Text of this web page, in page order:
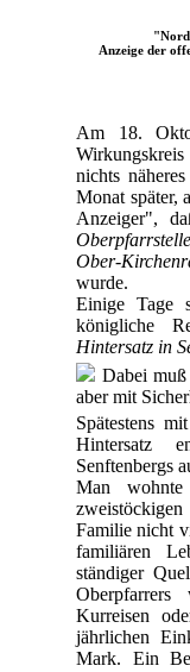
Anzeige der
Am 18.
nichts
Monat später,
Anzeiger",
Ober-
wurde.
Einige Tage
königliche
Hintersatz in
Dabei
aber mit
Spätestens
Hintersatz
Senftenbergs
Man
Familie nicht
familiären
ständiger
Kurreisen
jährlichen
Mark. Ein